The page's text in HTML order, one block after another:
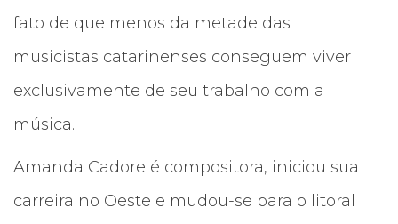
fato de que menos da metade das
musicistas catarinenses conseguem viver
exclusivamente de seu trabalho com a
música.
Amanda Cadore é compositora, iniciou sua
carreira no Oeste e mudou-se para o litoral